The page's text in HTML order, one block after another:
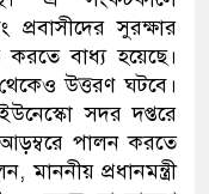
সুরক্ষার
করতে বাধ্য হয়েছে।
উত্তরণ ঘটবে।
সদর দপ্তরে
পালন করতে
প্রধানমন্ত্রী